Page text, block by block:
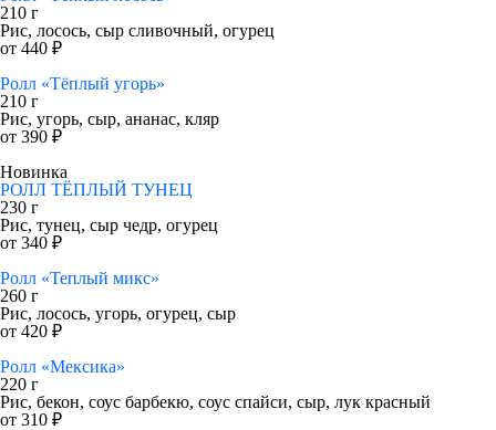
210 г
Рис, лосось, сыр сливочный, огурец
от 440 ₽
Ролл «Тёплый угорь»
210 г
Рис, угорь, сыр, ананас, кляр
от 390 ₽
Новинка
РОЛЛ ТЁПЛЫЙ ТУНЕЦ
230 г
Рис, тунец, сыр чедр, огурец
от 340 ₽
Ролл «Теплый микс»
260 г
Рис, лосось, угорь, огурец, сыр
от 420 ₽
Ролл «Мексика»
220 г
Рис, бекон, соус барбекю, соус спайси, сыр, лук красный
от 310 ₽